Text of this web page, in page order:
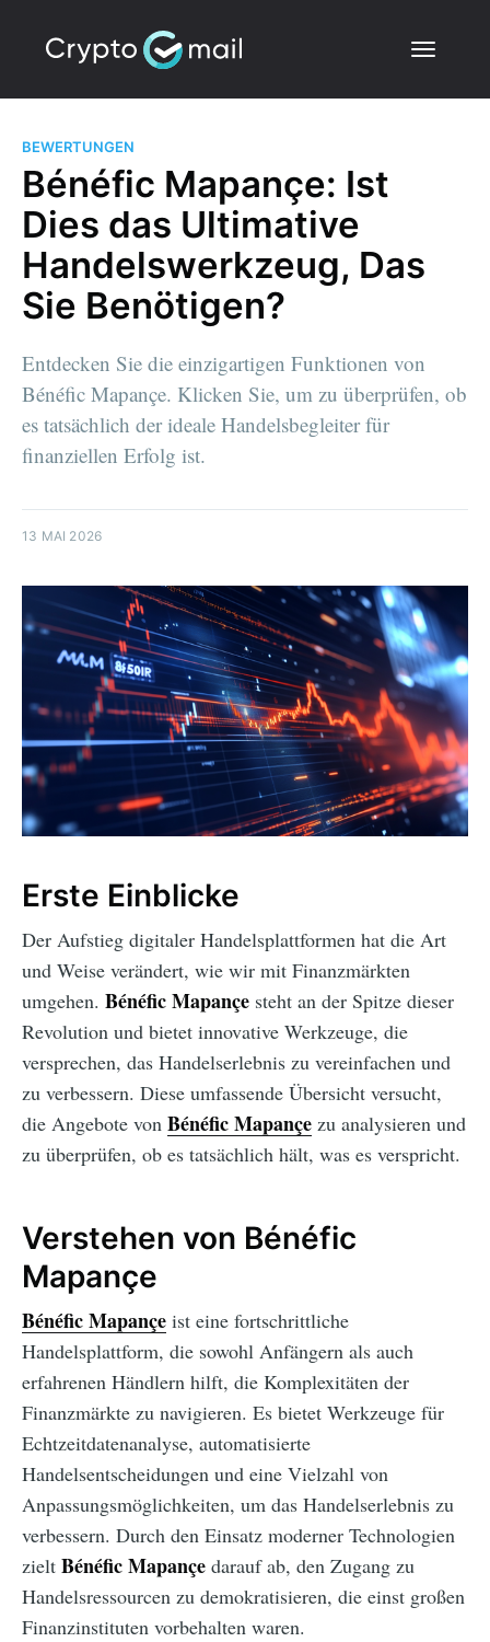
BEWERTUNGEN
Bénéfic Mapançe: Ist
Dies das Ultimative
Handelswerkzeug, Das
Sie Benötigen?
Entdecken Sie die einzigartigen Funktionen von
Bénéfic Mapançe. Klicken Sie, um zu überprüfen, ob
es tatsächlich der ideale Handelsbegleiter für
finanziellen Erfolg ist.
13 MAI 2026
Erste Einblicke
Der Aufstieg digitaler Handelsplattformen hat die Art
und Weise verändert, wie wir mit Finanzmärkten
umgehen. Bénéfic Mapançe steht an der Spitze dieser
Revolution und bietet innovative Werkzeuge, die
versprechen, das Handelserlebnis zu vereinfachen und
zu verbessern. Diese umfassende Übersicht versucht,
die Angebote von Bénéfic Mapançe zu analysieren und
zu überprüfen, ob es tatsächlich hält, was es verspricht.
Verstehen von Bénéfic
Mapançe
Bénéfic Mapançe ist eine fortschrittliche
Handelsplattform, die sowohl Anfängern als auch
erfahrenen Händlern hilft, die Komplexitäten der
Finanzmärkte zu navigieren. Es bietet Werkzeuge für
Echtzeitdatenanalyse, automatisierte
Handelsentscheidungen und eine Vielzahl von
Anpassungsmöglichkeiten, um das Handelserlebnis zu
verbessern. Durch den Einsatz moderner Technologien
zielt Bénéfic Mapançe darauf ab, den Zugang zu
Handelsressourcen zu demokratisieren, die einst großen
Finanzinstituten vorbehalten waren.